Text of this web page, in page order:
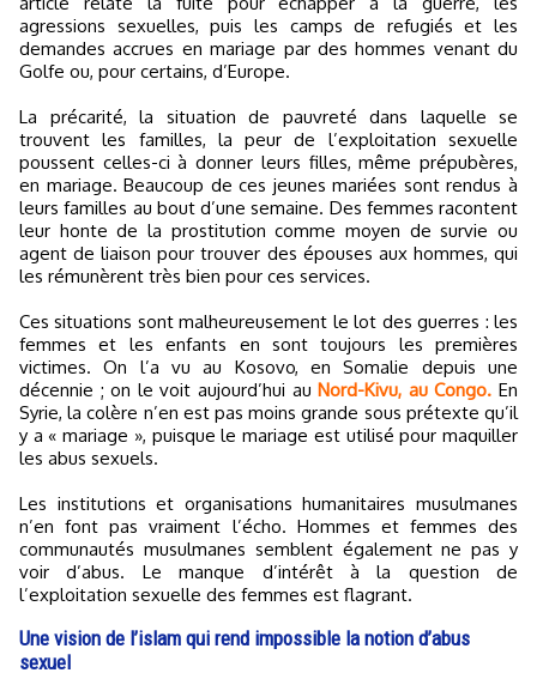
agressions sexuelles, puis les camps de refugiés et les
demandes accrues en mariage par des hommes venant du
Golfe ou, pour certains, d’Europe.
La précarité, la situation de pauvreté dans laquelle se
trouvent les familles, la peur de l’exploitation sexuelle
poussent celles-ci à donner leurs filles, même prépubères,
en mariage. Beaucoup de ces jeunes mariées sont rendus à
leurs familles au bout d’une semaine. Des femmes racontent
leur honte de la prostitution comme moyen de survie ou
agent de liaison pour trouver des épouses aux hommes, qui
les rémunèrent très bien pour ces services.
Ces situations sont malheureusement le lot des guerres : les
femmes et les enfants en sont toujours les premières
victimes. On l’a vu au Kosovo, en Somalie depuis une
décennie ; on le voit aujourd’hui auNord-Kivu, au Congo. En
Syrie, la colère n’en est pas moins grande sous prétexte qu’il
y a « mariage », puisque le mariage est utilisé pour maquiller
les abus sexuels.
Les institutions et organisations humanitaires musulmanes
n’en font pas vraiment l’écho. Hommes et femmes des
communautés musulmanes semblent également ne pas y
voir d’abus. Le manque d’intérêt à la question de
l’exploitation sexuelle des femmes est flagrant.
Une vision de l’islam qui rend impossible la notion d’abus
sexuel